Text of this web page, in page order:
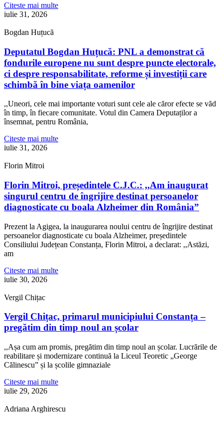
Citeste mai multe
iulie 31, 2026
Bogdan Huțucă
Deputatul Bogdan Huțucă: PNL a demonstrat că
fondurile europene nu sunt despre puncte electorale,
ci despre responsabilitate, reforme și investiții care
schimbă în bine viața oamenilor
,,Uneori, cele mai importante voturi sunt cele ale căror efecte se văd
în timp, în fiecare comunitate. Votul din Camera Deputaților a
însemnat, pentru România,
Citeste mai multe
iulie 31, 2026
Florin Mitroi
Florin Mitroi, președintele C.J.C.: ,,Am inaugurat
singurul centru de îngrijire destinat persoanelor
diagnosticate cu boala Alzheimer din România”
Prezent la Agigea, la inaugurarea noului centru de îngrijire destinat
persoanelor diagnosticate cu boala Alzheimer, președintele
Consiliului Județean Constanța, Florin Mitroi, a declarat: ,,Astăzi,
am
Citeste mai multe
iulie 30, 2026
Vergil Chițac
Vergil Chițac, primarul municipiului Constanța –
pregătim din timp noul an școlar
,,Așa cum am promis, pregătim din timp noul an școlar. Lucrările de
reabilitare și modernizare continuă la Liceul Teoretic „George
Călinescu” și la școlile gimnaziale
Citeste mai multe
iulie 29, 2026
Adriana Arghirescu